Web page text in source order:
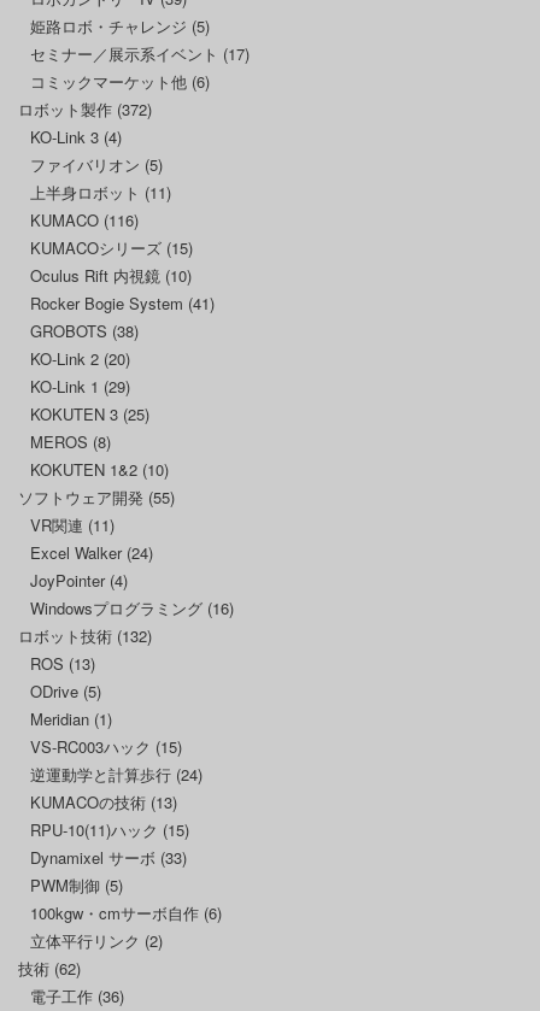
姫路ロボ・チャレンジ (5)
セミナー／展示系イベント (17)
コミックマーケット他 (6)
ロボット製作 (372)
KO-Link 3 (4)
ファイバリオン (5)
上半身ロボット (11)
KUMACO (116)
KUMACOシリーズ (15)
Oculus Rift 内視鏡 (10)
Rocker Bogie System (41)
GROBOTS (38)
KO-Link 2 (20)
KO-Link 1 (29)
KOKUTEN 3 (25)
MEROS (8)
KOKUTEN 1&2 (10)
ソフトウェア開発 (55)
VR関連 (11)
Excel Walker(24)
JoyPointer(4)
Windowsプログラミング (16)
ロボット技術 (132)
ROS (13)
ODrive (5)
Meridian (1)
VS-RC003ハック (15)
逆運動学と計算歩行 (24)
KUMACOの技術 (13)
RPU-10(11)ハック (15)
Dynamixel サーボ (33)
PWM制御 (5)
100kgw・cmサーボ自作 (6)
立体平行リンク (2)
技術 (62)
電子工作 (36)